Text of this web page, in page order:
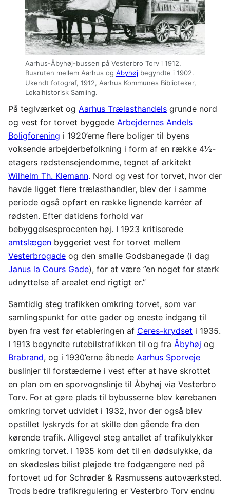
Aarhus-Åbyhøj-bussen på Vesterbro Torv i 1912.
Busruten mellem Aarhus og Åbyhøj begyndte i 1902.
Ukendt fotograf, 1912, Aarhus Kommunes Biblioteker,
Lokalhistorisk Samling.
På teglværket og Aarhus Trælasthandels grunde nord
og vest for torvet byggede Arbejdernes Andels
Boligforening i 1920’erne flere boliger til byens
voksende arbejderbefolkning i form af en række 4½-
etagers rødstensejendomme, tegnet af arkitekt
Wilhelm Th. Klemann. Nord og vest for torvet, hvor der
havde ligget flere trælasthandler, blev der i samme
periode også opført en række lignende karréer af
rødsten. Efter datidens forhold var
bebyggelsesprocenten høj. I 1923 kritiserede
amtslægen byggeriet vest for torvet mellem
Vesterbrogade og den smalle Godsbanegade (i dag
Janus la Cours Gade), for at være ”en noget for stærk
udnyttelse af arealet end rigtigt er.”
Samtidig steg trafikken omkring torvet, som var
samlingspunkt for otte gader og eneste indgang til
byen fra vest før etableringen af Ceres-krydset i 1935.
I 1913 begyndte rutebilstrafikken til og fra Åbyhøj og
Brabrand, og i 1930’erne åbnede Aarhus Sporveje
buslinjer til forstæderne i vest efter at have skrottet
en plan om en sporvognslinje til Åbyhøj via Vesterbro
Torv. For at gøre plads til bybusserne blev kørebanen
omkring torvet udvidet i 1932, hvor der også blev
opstillet lyskryds for at skille den gående fra den
kørende trafik. Alligevel steg antallet af trafikulykker
omkring torvet. I 1935 kom det til en dødsulykke, da
en skødesløs bilist pløjede tre fodgængere ned på
fortovet ud for Schrøder & Rasmussens autoværksted.
Trods bedre trafikregulering er Vesterbro Torv endnu